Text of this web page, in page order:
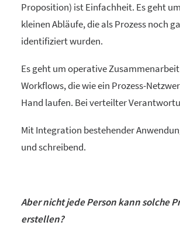
Proposition) ist Einfachheit. Es geht
kleinen Abläufe, die als Prozess noch
identifiziert wurden.
Es geht um operative Zusammenarbeit
Workflows, die wie ein Prozess-
Hand laufen. Bei verteilter
Mit Integration bestehender
und schreibend.
Aber nicht jede Person kann solche
erstellen?